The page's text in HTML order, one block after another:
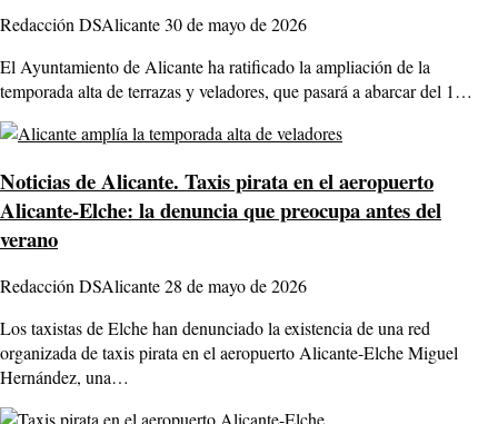
Redacción DSAlicante30 de mayo de 2026
El Ayuntamiento de Alicante ha ratificado la ampliación de la
temporada alta de terrazas y veladores, que pasará a abarcar del 1…
Noticias de Alicante. Taxis pirata en el aeropuerto
Alicante-Elche: la denuncia que preocupa antes del
verano
Redacción DSAlicante28 de mayo de 2026
Los taxistas de Elche han denunciado la existencia de una red
organizada de taxis pirata en el aeropuerto Alicante-Elche Miguel
Hernández, una…